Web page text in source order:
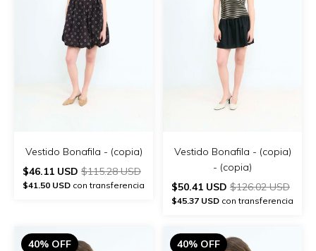
Vestido Bonafila - (copia)
$46.11 USD $115.28 USD
$41.50 USD con transferencia
Vestido Bonafila - (copia)
- (copia)
$50.41 USD $126.02 USD
$45.37 USD con transferencia
40% OFF 40% OFF